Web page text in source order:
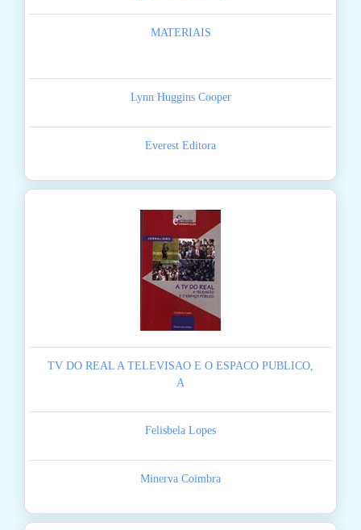
MATERIAIS
Lynn Huggins Cooper
Everest Editora
TV DO REAL A TELEVISAO E O ESPACO PUBLICO,
A
Felisbela Lopes
Minerva Coimbra